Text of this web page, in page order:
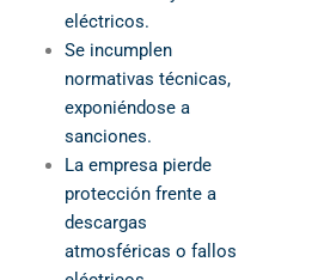
eléctricos.
Se incumplen
normativas técnicas,
exponiéndose a
sanciones.
La empresa pierde
protección frente a
descargas
atmosféricas o fallos